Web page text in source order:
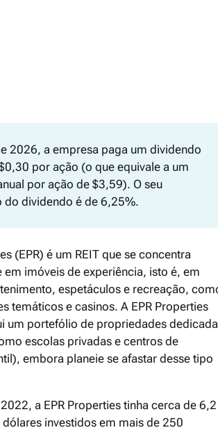
2026, a empresa paga um dividendo
por ação (o que equivale a um
por ação de $3,59). O seu
do dividendo é de 6,25%.
(EPR) é um REIT que se concentra
em imóveis de experiência, isto é, em
espetáculos e recreação,
temáticos e casinos. A EPR Properties
um portefólio de propriedades
escolas privadas e centros de
embora planeie se afastar desse tipo
a EPR Properties tinha cerca de 6,2
investidos em mais de 250